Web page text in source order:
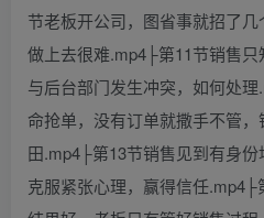
节老板开公司，图省事就招了
做上去很难.mp4├第11节销售
与后台部门发生冲突，如何处
命抢单，没有订单就撒手不管
田.mp4├第13节销售见到有身
克服紧张心理，赢得信任